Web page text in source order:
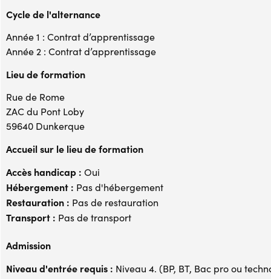
Cycle de l'alternance
Année 1 : Contrat d’apprentissage
Année 2 : Contrat d’apprentissage
Lieu de formation
Rue de Rome
ZAC du Pont Loby
59640 Dunkerque
Accueil sur le lieu de formation
Accès handicap : Oui
Hébergement : Pas d'hébergement
Restauration : Pas de restauration
Transport : Pas de transport
Admission
Niveau d'entrée requis : Niveau 4. (BP, BT, Bac pro ou